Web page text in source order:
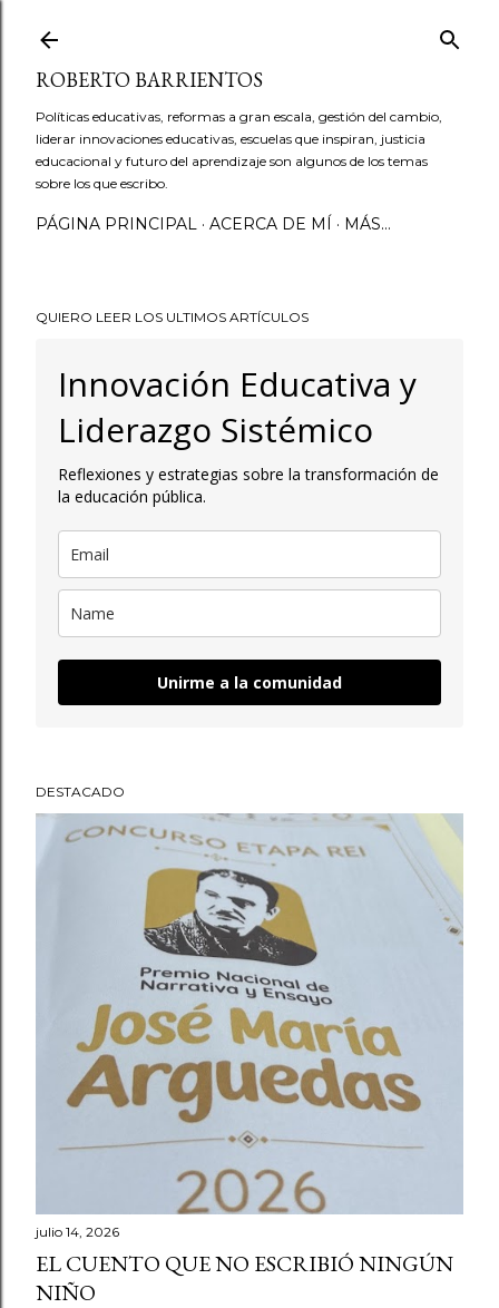
ROBERTO BARRIENTOS
Políticas educativas, reformas a gran escala, gestión del cambio,
liderar innovaciones educativas, escuelas que inspiran, justicia
educacional y futuro del aprendizaje son algunos de los temas
sobre los que escribo.
PÁGINA PRINCIPAL ACERCA DE MÍ MÁS…
QUIERO LEER LOS ULTIMOS ARTÍCULOS
Innovación Educativa y
Liderazgo Sistémico
Reflexiones y estrategias sobre la transformación de
la educación pública.
Unirme a la comunidad
DESTACADO
julio 14, 2026
EL CUENTO QUE NO ESCRIBIÓ NINGÚN
NIÑO